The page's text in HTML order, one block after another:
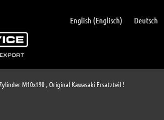
English (Englisch) Deutsch
M10x190 , Original Kawasaki Ersatzteil !